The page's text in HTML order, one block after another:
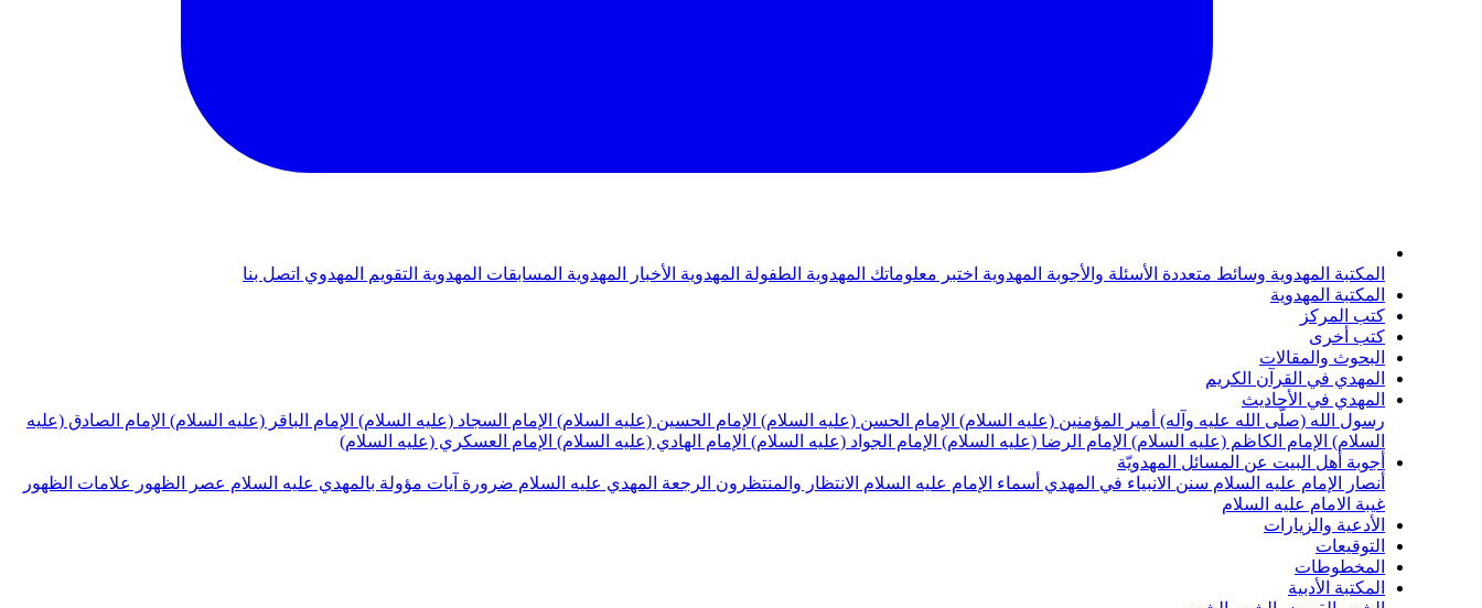
المكتبة المهدوية وسائط متعددة الأسئلة والأجوبة المهدوية اختبر معلوماتك المهدوية الطفولة المهدوية الأخبار المهدوية المسابقات المهدوية التقويم المهدوي اتصل بنا
المكتبة المهدوية
كتب المركز
كتب أخرى
البحوث والمقالات
المهدي في القرآن الكريم
المهدي في الأحاديث
رسول الله (صلّى الله عليه وآله) أمير المؤمنين (عليه السلام) الإمام الحسن (عليه السلام) الإمام الحسين (عليه السلام) الإمام السجاد (عليه السلام) الإمام الباقر (عليه السلام) الإمام الصادق (عليه
السلام) الإمام الكاظم (عليه السلام) الإمام الرضا (عليه السلام) الإمام الجواد (عليه السلام) الإمام الهادي (عليه السلام) الإمام العسكري (عليه السلام)
أجوبة أهل البيت عن المسائل المهدويّة
أنصار الإمام عليه السلام سنن الانبياء في المهدي أسماء الإمام عليه السلام الانتظار والمنتظرون الرجعة المهدي عليه السلام ضرورة آيات مؤولة بالمهدي عليه السلام عصر الظهور
علامات الظهور
غيبة الامام عليه السلام
الأدعية والزيارات
التوقيعات
المخطوطات
المكتبة الأدبية